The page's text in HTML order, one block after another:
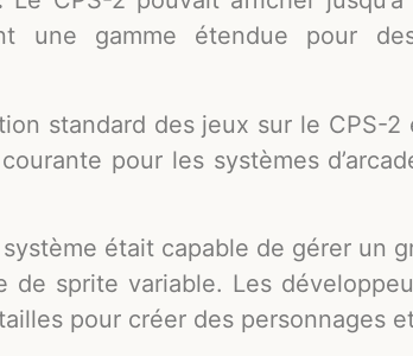
une gamme étendue pour
standard des jeux sur le CPS-
pour les systèmes
système était capable de gérer un
de sprite variable. Les
pour créer des personnages